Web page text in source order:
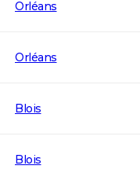
Orléans
Orléans
Blois
Blois